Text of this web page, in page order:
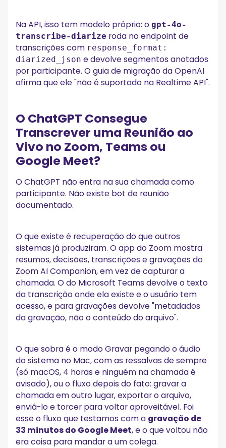
Na API, isso tem modelo próprio: ogpt-4o-
transcribe-diarize roda no endpoint de
transcrições com response_format:
diarized_json e devolve segmentos anotados
por participante. O guia de migração da OpenAI
afirma que ele "não é suportado na Realtime API".
O ChatGPT Consegue
Transcrever uma Reunião ao
Vivo no Zoom, Teams ou
Google Meet?
O ChatGPT não entra na sua chamada como
participante. Não existe bot de reunião
documentado.
O que existe é recuperação do que outros
sistemas já produziram. O app do Zoom mostra
resumos, decisões, transcrições e gravações do
Zoom AI Companion, em vez de capturar a
chamada. O do Microsoft Teams devolve o texto
da transcrição onde ela existe e o usuário tem
acesso, e para gravações devolve "metadados
da gravação, não o conteúdo do arquivo".
O que sobra é o modo Gravar pegando o áudio
do sistema no Mac, com as ressalvas de sempre
(só macOS, 4 horas e ninguém na chamada é
avisado), ou o fluxo depois do fato: gravar a
chamada em outro lugar, exportar o arquivo,
enviá-lo e torcer para voltar aproveitável. Foi
esse o fluxo que testamos com a gravação de
33 minutos do Google Meet, e o que voltou não
era coisa para mandar a um colega.